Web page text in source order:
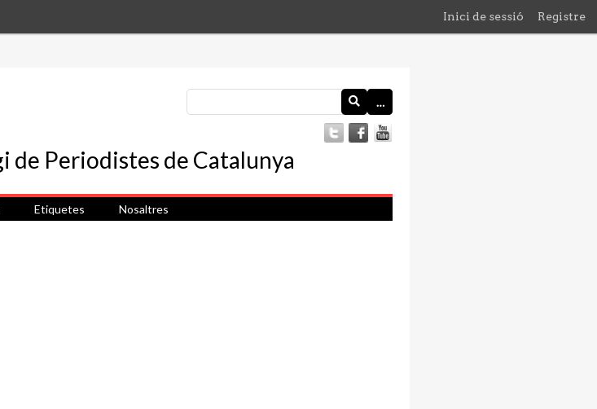
Inici de sessió Registre
…
Etiquetes Nosaltres